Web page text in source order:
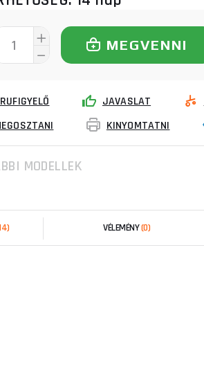
MEGVENNI
JAVASLAT
KINYOMTATNI
MODELLEK
VÉLEMÉNY(0)